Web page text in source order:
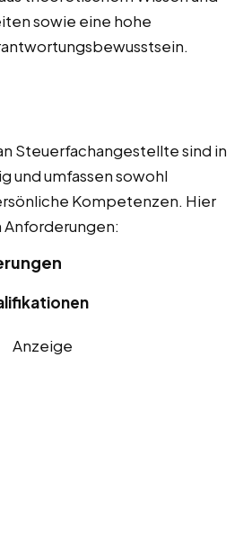
sowie eine hohe
Steuerfachangestellte sind in
und umfassen sowohl
Kompetenzen. Hier
Anzeige